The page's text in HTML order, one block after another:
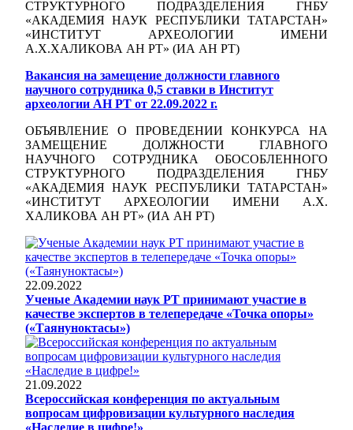
СТРУКТУРНОГО ПОДРАЗДЕЛЕНИЯ ГНБУ
«АКАДЕМИЯ НАУК РЕСПУБЛИКИ ТАТАРСТАН»
«ИНСТИТУТ АРХЕОЛОГИИ ИМЕНИ
А.Х.ХАЛИКОВА АН РТ» (ИА АН РТ)
Вакансия на замещение должности главного
научного сотрудника 0,5 ставки в Институт
археологии АН РТ от 22.09.2022 г.
ОБЪЯВЛЕНИЕ О ПРОВЕДЕНИИ КОНКУРСА НА
ЗАМЕЩЕНИЕ ДОЛЖНОСТИ ГЛАВНОГО
НАУЧНОГО СОТРУДНИКА ОБОСОБЛЕННОГО
СТРУКТУРНОГО ПОДРАЗДЕЛЕНИЯ ГНБУ
«АКАДЕМИЯ НАУК РЕСПУБЛИКИ ТАТАРСТАН»
«ИНСТИТУТ АРХЕОЛОГИИ ИМЕНИ А.Х.
ХАЛИКОВА АН РТ» (ИА АН РТ)
22.09.2022
Ученые Академии наук РТ принимают участие в
качестве экспертов в телепередаче «Точка опоры»
(«Таянуноктасы»)
21.09.2022
Всероссийская конференция по актуальным
вопросам цифровизации культурного наследия
«Наследие в цифре!»